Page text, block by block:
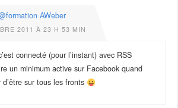
AWeber
2011 À 23 H 53 MIN
connecté (pour l’instant) avec RSS
un minimum active sur Facebook quand
d’être sur tous les fronts